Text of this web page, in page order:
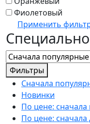
Фиолетовый
Применить
Фильтры
Сначала
Новинки
По цене: сначала
По цене: сначала